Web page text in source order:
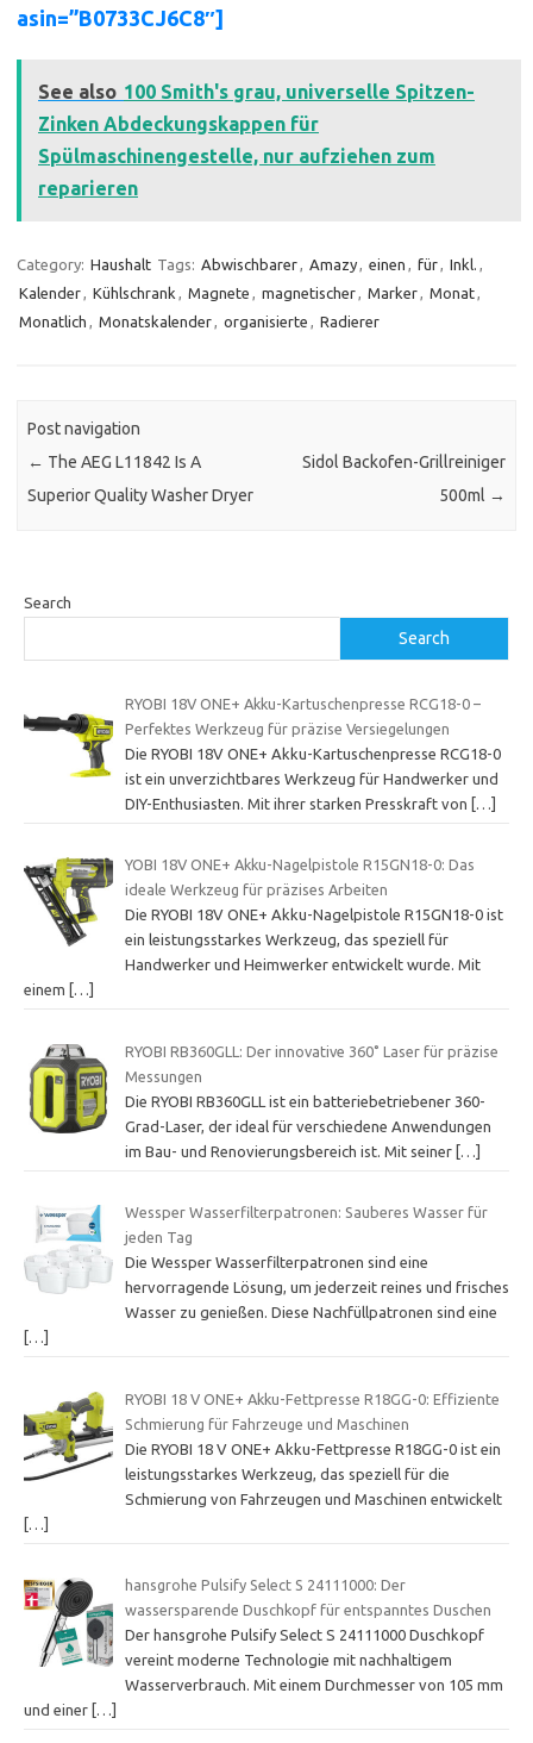
asin=”B0733CJ6C8″]
See also 100 Smith's grau, universelle Spitzen-
Zinken Abdeckungskappen für
Spülmaschinengestelle, nur aufziehen zum
reparieren
Category: Haushalt Tags: Abwischbarer, Amazy, einen , für, Inkl. ,
Kalender, Kühlschrank , Magnete , magnetischer, Marker, Monat,
Monatlich , Monatskalender, organisierte , Radierer
Post navigation
← The AEG L11842 Is A
Superior Quality Washer Dryer
Sidol Backofen-Grillreiniger
500ml →
Search
Search
RYOBI 18V ONE+ Akku-Kartuschenpresse RCG18-0 –
Perfektes Werkzeug für präzise Versiegelungen
Die RYOBI 18V ONE+ Akku-Kartuschenpresse RCG18-0
ist ein unverzichtbares Werkzeug für Handwerker und
DIY-Enthusiasten. Mit ihrer starken Presskraft von
[…]
YOBI 18V ONE+ Akku-Nagelpistole R15GN18-0: Das
ideale Werkzeug für präzises Arbeiten
Die RYOBI 18V ONE+ Akku-Nagelpistole R15GN18-0 ist
ein leistungsstarkes Werkzeug, das speziell für
Handwerker und Heimwerker entwickelt wurde. Mit
einem
[…]
RYOBI RB360GLL: Der innovative 360˚ Laser für präzise
Messungen
Die RYOBI RB360GLL ist ein batteriebetriebener 360-
Grad-Laser, der ideal für verschiedene Anwendungen
im Bau- und Renovierungsbereich ist. Mit seiner […]
Wessper Wasserfilterpatronen: Sauberes Wasser für
jeden Tag
Die Wessper Wasserfilterpatronen sind eine
hervorragende Lösung, um jederzeit reines und frisches
Wasser zu genießen. Diese Nachfüllpatronen sind eine
[…]
RYOBI 18 V ONE+ Akku-Fettpresse R18GG-0: Effiziente
Schmierung für Fahrzeuge und Maschinen
Die RYOBI 18 V ONE+ Akku-Fettpresse R18GG-0 ist ein
leistungsstarkes Werkzeug, das speziell für die
Schmierung von Fahrzeugen und Maschinen entwickelt
[…]
hansgrohe Pulsify Select S 24111000: Der
wassersparende Duschkopf für entspanntes Duschen
Der hansgrohe Pulsify Select S 24111000 Duschkopf
vereint moderne Technologie mit nachhaltigem
Wasserverbrauch. Mit einem Durchmesser von 105 mm
und einer […]